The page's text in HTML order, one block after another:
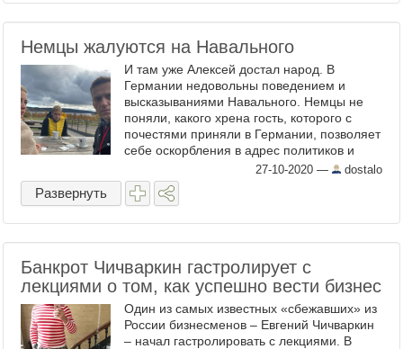
Немцы жалуются на Навального
И там уже Алексей достал народ. В
Германии недовольны поведением и
высказываниями Навального. Немцы не
поняли, какого хрена гость, которого с
почестями приняли в Германии, позволяет
себе оскорбления в адрес политиков и
проявляет открытую ксенофобию. В
немецкой газете Suddeutsche Zeitung ...
27-10-2020 — dostalo
Развернуть
Банкрот Чичваркин гастролирует с
лекциями о том, как успешно вести бизнес
Один из самых известных «сбежавших» из
России бизнесменов – Евгений Чичваркин
– начал гастролировать с лекциями. В